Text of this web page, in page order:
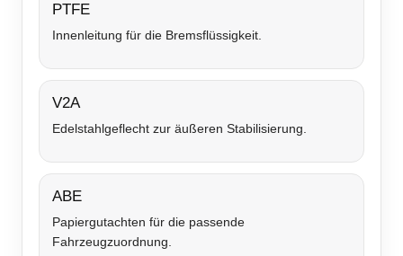
PTFE
Innenleitung für die Bremsflüssigkeit.
V2A
Edelstahlgeflecht zur äußeren Stabilisierung.
ABE
Papiergutachten für die passende
Fahrzeugzuordnung.